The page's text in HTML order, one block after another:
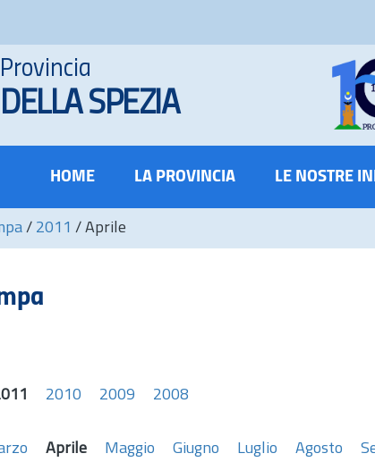
Provincia
DELLA SPEZIA
HOME LA PROVINCIA LE NOSTRE
/ 2011 / Aprile
2010 2009
2008
Aprile Maggio Giugno Luglio Agosto